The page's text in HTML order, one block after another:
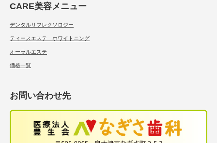
CARE美容メニュー
デンタルリフレクソロジー
ティースエステ ホワイトニング
オーラルエステ
価格一覧
お問い合わせ先